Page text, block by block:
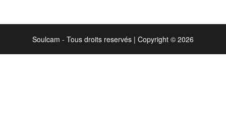
Soulcam - Tous droits reservés | Copyright © 2026